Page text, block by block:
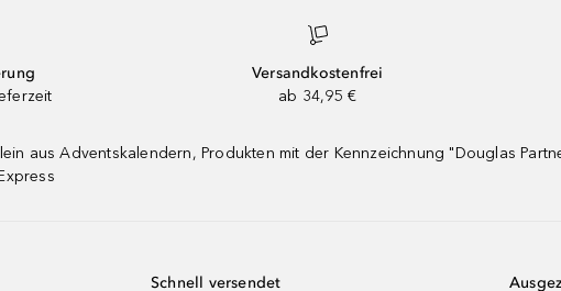
Versandkostenfrei
ab 34,95 €
aus Adventskalendern, Produkten mit der Kennzeichnung "Douglas
Schnell versendet